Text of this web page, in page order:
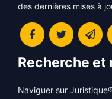
des dernières mises à
Recherche et
Naviguer sur